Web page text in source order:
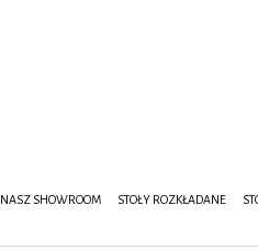
NASZ SHOWROOM STOŁY ROZKŁADANE